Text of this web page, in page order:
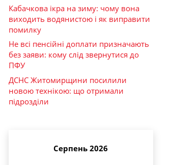
Кабачкова ікра на зиму: чому вона
виходить водянистою і як виправити
помилку
Не всі пенсійні доплати призначають
без заяви: кому слід звернутися до
ПФУ
ДСНС Житомирщини посилили
новою технікою: що отримали
підрозділи
Серпень 2026